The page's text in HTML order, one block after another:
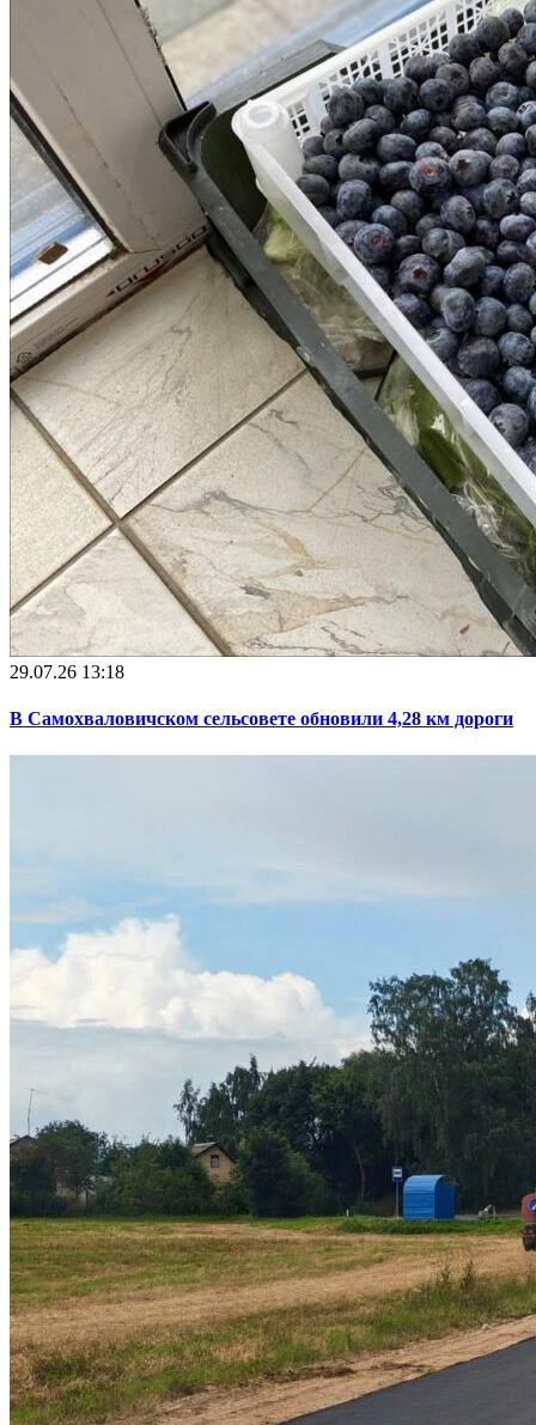
29.07.26 13:18
В Самохваловичском сельсовете обновили 4,28 км дороги